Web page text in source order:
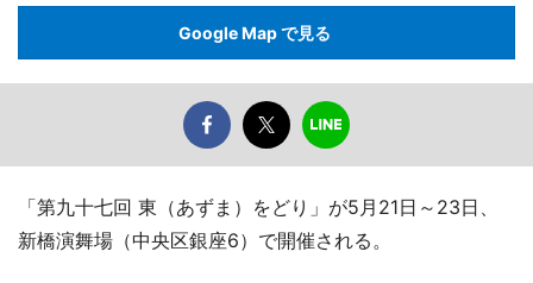
Google Map で見る
「第九十七回 東（あずま）をどり」が5月21日～23日、
新橋演舞場（中央区銀座6）で開催される。